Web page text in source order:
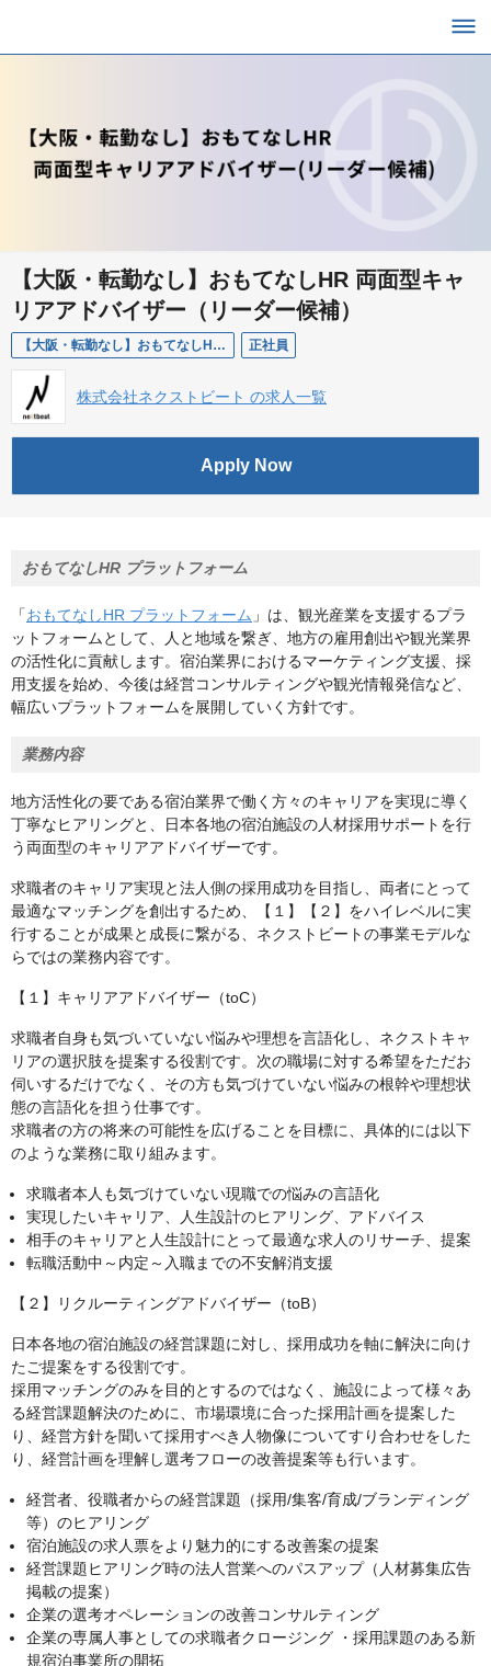
【大阪・転勤なし】おもてなしHR 両面型キャ
リアアドバイザー（リーダー候補）
【大阪・転勤なし】おもてなしHR 両面型キャリアアドバイザー（リーダー候補） 正社員
株式会社ネクストビート の求人一覧
Apply Now
おもてなしHR プラットフォーム
「おもてなしHR プラットフォーム 」は、観光産業を支援するプラ
ットフォームとして、人と地域を繋ぎ、地方の雇用創出や観光業界
の活性化に貢献します。宿泊業界におけるマーケティング支援、採
用支援を始め、今後は経営コンサルティングや観光情報発信など、
幅広いプラットフォームを展開していく方針です。
業務内容
地方活性化の要である宿泊業界で働く方々のキャリアを実現に導く
丁寧なヒアリングと、日本各地の宿泊施設の人材採用サポートを行
う両面型のキャリアアドバイザーです。
求職者のキャリア実現と法人側の採用成功を目指し、両者にとって
最適なマッチングを創出するため、【１】【２】をハイレベルに実
行することが成果と成長に繋がる、ネクストビートの事業モデルな
らではの業務内容です。
【１】キャリアアドバイザー（toC）
求職者自身も気づいていない悩みや理想を言語化し、ネクストキャ
リアの選択肢を提案する役割です。次の職場に対する希望をただお
伺いするだけでなく、その方も気づけていない悩みの根幹や理想状
態の言語化を担う仕事です。
求職者の方の将来の可能性を広げることを目標に、具体的には以下
のような業務に取り組みます。
求職者本人も気づけていない現職での悩みの言語化
実現したいキャリア、人生設計のヒアリング、アドバイス
相手のキャリアと人生設計にとって最適な求人のリサーチ、提案
転職活動中～内定～入職までの不安解消支援
【２】リクルーティングアドバイザー（toB）
日本各地の宿泊施設の経営課題に対し、採用成功を軸に解決に向け
たご提案をする役割です。
採用マッチングのみを目的とするのではなく、施設によって様々あ
る経営課題解決のために、市場環境に合った採用計画を提案した
り、経営方針を聞いて採用すべき人物像についてすり合わせをした
り、経営計画を理解し選考フローの改善提案等も行います。
経営者、役職者からの経営課題（採用/集客/育成/ブランディング
等）のヒアリング
宿泊施設の求人票をより魅力的にする改善案の提案
経営課題ヒアリング時の法人営業へのパスアップ（人材募集広告
掲載の提案）
企業の選考オペレーションの改善コンサルティング
企業の専属人事としての求職者クロージング ・採用課題のある新
規宿泊事業所の開拓